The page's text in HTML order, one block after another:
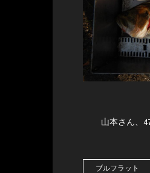
山本さん、
ブルフラット